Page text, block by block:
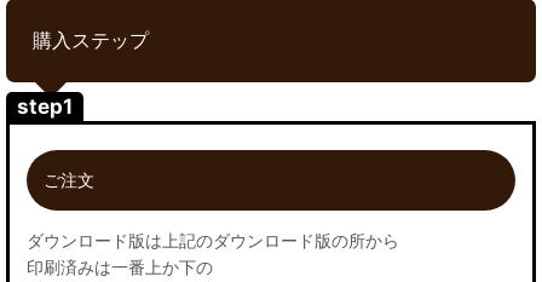
購入ステップ
step1
ご注文
ダウンロード版は上記のダウンロード版の所から
印刷済みは一番上か下の